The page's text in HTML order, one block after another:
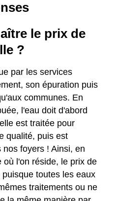
le prix de
?
par les services
son épuration puis
communes. En
l'eau doit d'abord
est traitée pour
qualité, puis est
foyers ! Ainsi, en
où l'on réside, le prix de
puisque toutes les eaux
traitements ou ne